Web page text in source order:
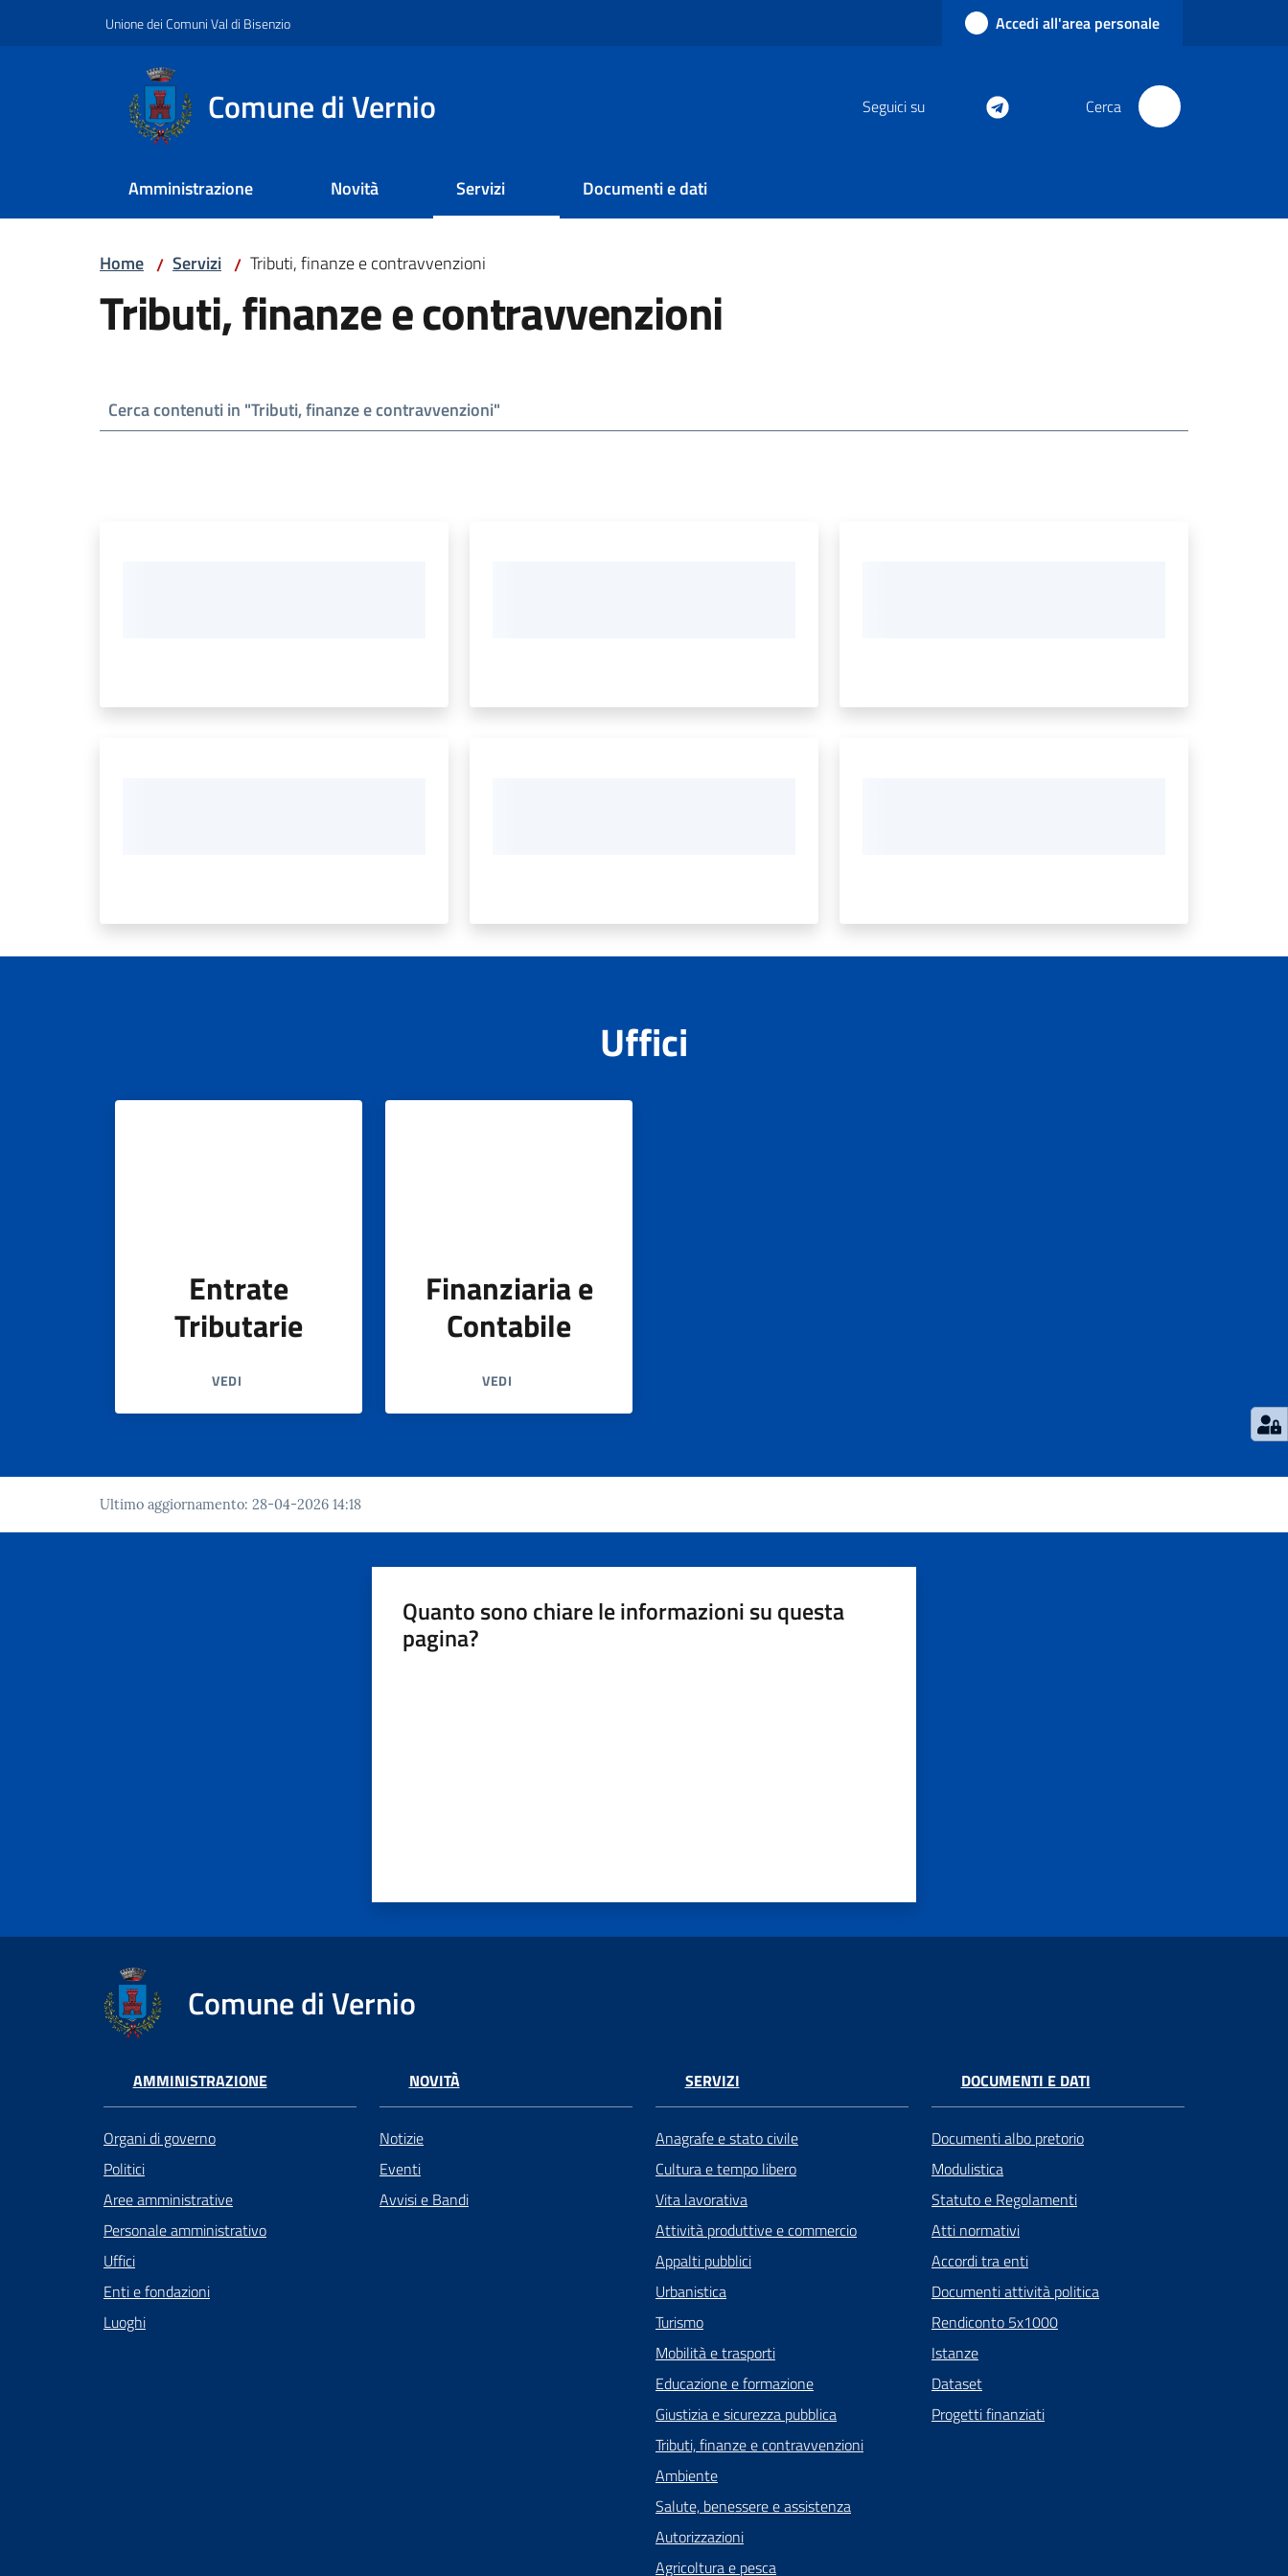
Unione dei Comuni Val di Bisenzio Accedi all'area personale
Comune di Vernio Seguici su Cerca
Amministrazione Novità Servizi Documenti e dati
Home / Servizi / Tributi, finanze e contravvenzioni
Tributi, finanze e contravvenzioni
Uffici
Entrate
Tributarie
VEDI
Finanziaria e
Contabile
VEDI
Ultimo aggiornamento: 28-04-2026 14:18
Quanto sono chiare le informazioni su questa
pagina?
Comune di Vernio
AMMINISTRAZIONE
Organi di governo
Politici
Aree amministrative
Personale amministrativo
Uffici
Enti e fondazioni
Luoghi
NOVITÀ
Notizie
Eventi
Avvisi e Bandi
SERVIZI
Anagrafe e stato civile
Cultura e tempo libero
Vita lavorativa
Attività produttive e commercio
Appalti pubblici
Urbanistica
Turismo
Mobilità e trasporti
Educazione e formazione
Giustizia e sicurezza pubblica
Tributi, finanze e contravvenzioni
Ambiente
Salute, benessere e assistenza
Autorizzazioni
Agricoltura e pesca
DOCUMENTI E DATI
Documenti albo pretorio
Modulistica
Statuto e Regolamenti
Atti normativi
Accordi tra enti
Documenti attività politica
Rendiconto 5x1000
Istanze
Dataset
Progetti finanziati